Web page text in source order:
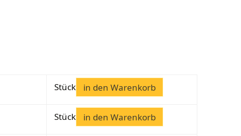
Stück in den Warenkorb
Stück in den Warenkorb